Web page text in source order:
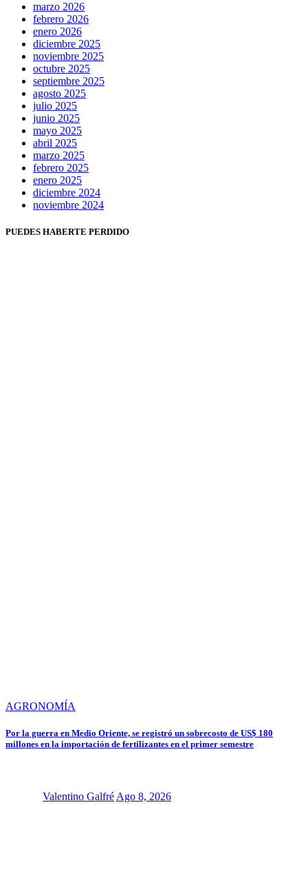
marzo 2026
febrero 2026
enero 2026
diciembre 2025
noviembre 2025
octubre 2025
septiembre 2025
agosto 2025
julio 2025
junio 2025
mayo 2025
abril 2025
marzo 2025
febrero 2025
enero 2025
diciembre 2024
noviembre 2024
PUEDES HABERTE PERDIDO
AGRONOMÍA
Por la guerra en Medio Oriente, se registró un sobrecosto de US$ 180
millones en la importación de fertilizantes en el primer semestre
Valentino Galfré Ago 8, 2026